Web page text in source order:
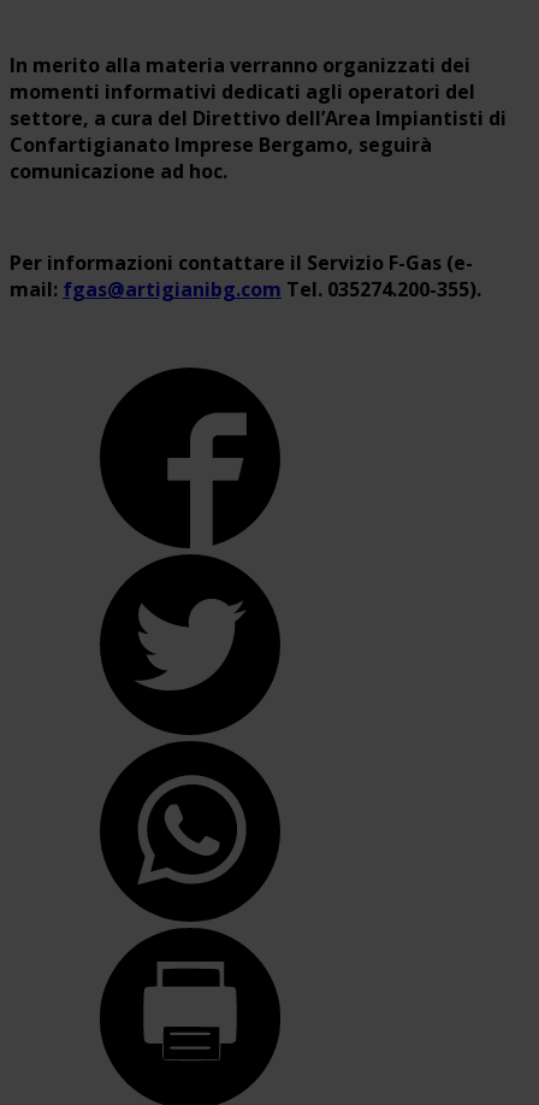
In merito alla materia verranno organizzati dei
momenti informativi dedicati agli operatori del
settore, a cura del Direttivo dell’Area Impiantisti di
Confartigianato Imprese Bergamo, seguirà
comunicazione ad hoc.
Per informazioni contattare il Servizio F-Gas (e-
mail: fgas@artigianibg.com Tel. 035274.200-355).